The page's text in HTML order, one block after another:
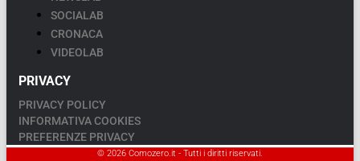
SOCIALAB
CRONACA
VIDEOLAB
PRIVACY
PRIVACY POLICY
INFORMATIVA COOKIES
PREFERENZE PRIVACY
© 2026 Comozero.it - Tutti i diritti riservati.